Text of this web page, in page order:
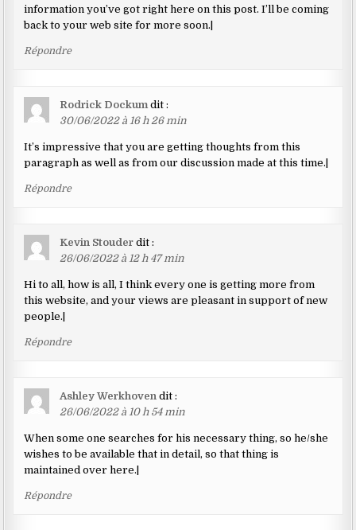
information you’ve got right here on this post. I’ll be coming
back to your web site for more soon.|
Répondre
Rodrick Dockum dit :
30/06/2022 à 16 h 26 min
It’s impressive that you are getting thoughts from this
paragraph as well as from our discussion made at this time.|
Répondre
Kevin Stouder dit :
26/06/2022 à 12 h 47 min
Hi to all, how is all, I think every one is getting more from
this website, and your views are pleasant in support of new
people.|
Répondre
Ashley Werkhoven dit :
26/06/2022 à 10 h 54 min
When some one searches for his necessary thing, so he/she
wishes to be available that in detail, so that thing is
maintained over here.|
Répondre